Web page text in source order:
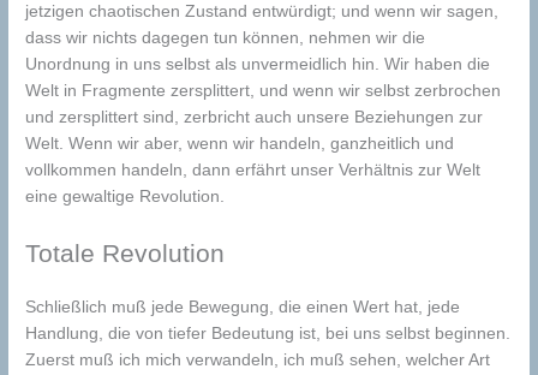
jetzigen chaotischen Zustand entwürdigt; und wenn wir sagen,
dass wir nichts dagegen tun können, nehmen wir die
Unordnung in uns selbst als unvermeidlich hin. Wir haben die
Welt in Fragmente zersplittert, und wenn wir selbst zerbrochen
und zersplittert sind, zerbricht auch unsere Beziehungen zur
Welt. Wenn wir aber, wenn wir handeln, ganzheitlich und
vollkommen handeln, dann erfährt unser Verhältnis zur Welt
eine gewaltige Revolution.
Totale Revolution
Schließlich muß jede Bewegung, die einen Wert hat, jede
Handlung, die von tiefer Bedeutung ist, bei uns selbst beginnen.
Zuerst muß ich mich verwandeln, ich muß sehen, welcher Art